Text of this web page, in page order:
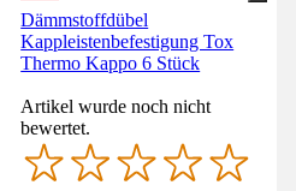
Dämmstoffdübel
Kappleistenbefestigung Tox
Thermo Kappo 6 Stück
Artikel wurde noch nicht
bewertet.